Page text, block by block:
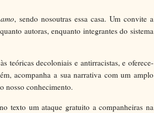
, sendo nosoutras essa casa. Um convite a
autoras, enquanto integrantes do sistema
teóricas decoloniais e antirracistas, e oferece-
acompanha a sua narrativa com um amplo
nosso conhecimento.
texto um ataque gratuito a companheiras na